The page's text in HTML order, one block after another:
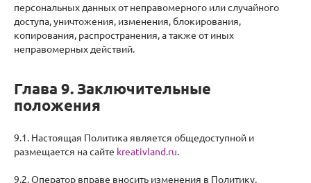
персональных данных от неправомерного или случайного
доступа, уничтожения, изменения, блокирования,
копирования, распространения, а также от иных
неправомерных действий.
Глава 9. Заключительные
положения
9.1. Настоящая Политика является общедоступной и
размещается на сайте kreativland.ru.
9.2. Оператор вправе вносить изменения в Политику.